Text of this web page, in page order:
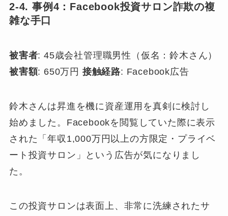
2-4. 事例4：Facebook投資サロン詐欺の複
雑な手口
被害者: 45歳会社管理職男性（仮名：鈴木さん）
被害額: 650万円 接触経路: Facebook広告
鈴木さんは昇進を機に資産運用を真剣に検討し
始めました。Facebookを閲覧していた際に表示
された「年収1,000万円以上の方限定・プライベ
ート投資サロン」という広告が気になりまし
た。
この投資サロンは表面上、非常に洗練されたサ